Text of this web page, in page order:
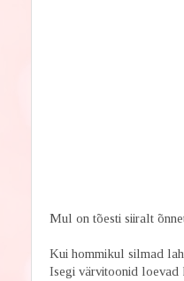
Mul on tõesti siiralt
Kui hommikul silmad
Isegi värvitoonid loevad